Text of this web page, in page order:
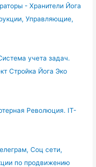
- Хранители Йога
Управляющие,
учета задач.
Стройка Йога Эко
Революция. IT-
Соц сети,
по продвижению